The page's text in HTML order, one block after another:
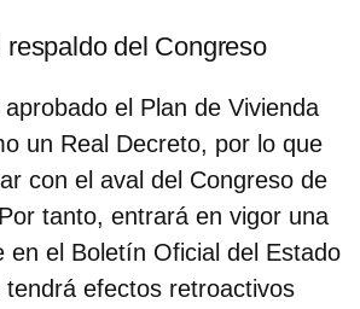
del Congreso
el Plan de Vivienda
un Real Decreto, por lo que
con el aval del Congreso de
tanto, entrará en vigor una
en el Boletín Oficial del Estado
efectos retroactivos